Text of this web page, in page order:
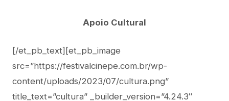
Apoio Cultural
[/et_pb_text][et_pb_image
src=”https://festivalcinepe.com.br/wp-
content/uploads/2023/07/cultura.png”
title_text=”cultura” _builder_version=”4.24.3″